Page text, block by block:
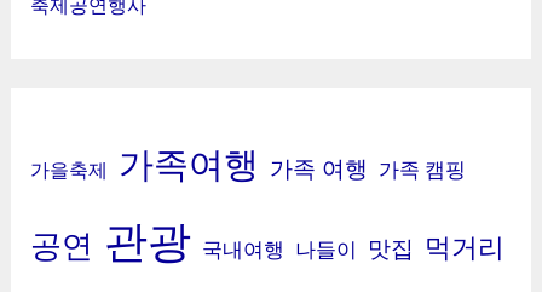
가을축제 가족여행 가족 여행 가족 캠핑
공연 관광 국내여행 나들이 맛집 먹거리